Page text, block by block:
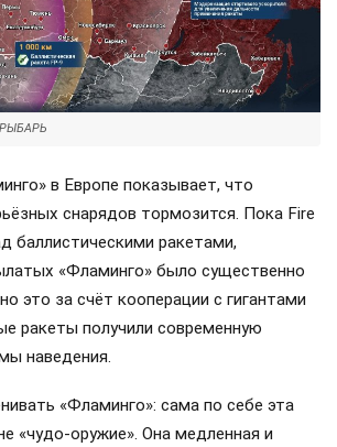
РЫБАРЬ
в Европе показывает, что
снарядов тормозится. Пока Fire
баллистическими ракетами,
«Фламинго» было существенно
это за счёт кооперации с гигантами
ракеты получили современную
наведения.
«Фламинго»: сама по себе эта
«чудо-оружие». Она медленная и